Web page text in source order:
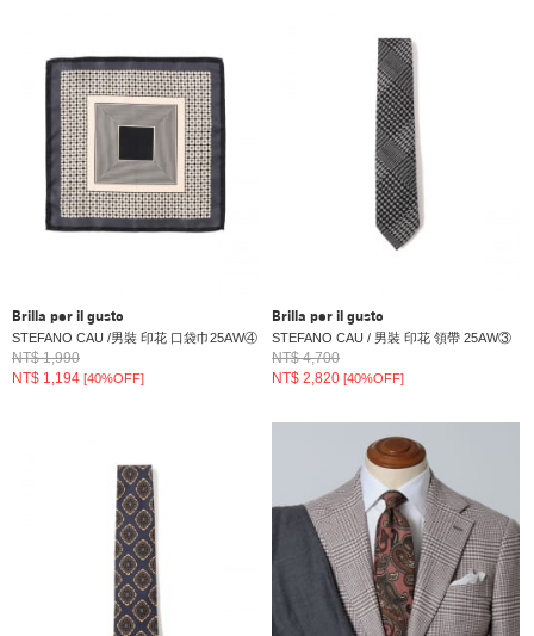
Brilla per il gusto
STEFANO CAU /男裝 印花 口袋巾25AW④
NT$ 1,990
NT$ 1,194 [40%OFF]
Brilla per il gusto
STEFANO CAU / 男裝 印花 領帶 25AW③
NT$ 4,700
NT$ 2,820[40%OFF]